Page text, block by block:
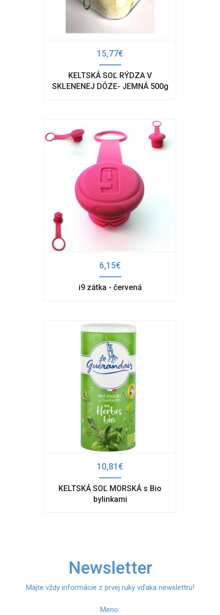
15,77€
KELTSKÁ SOĽ RÝDZA V
SKLENENEJ DÓZE- JEMNÁ 500g
6,15€
i9 zátka - červená
10,81€
KELTSKÁ SOĽ MORSKÁ s Bio
bylinkami
Newsletter
Majte vždy informácie z prvej ruky vďaka newslettru!
Meno: